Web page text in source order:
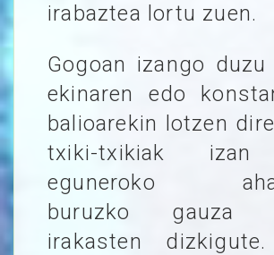
irabaztea lortu zuen.
Gogoan izango
ekinaren edo
balioarekin lotzen
txiki-txikiak izan
eguneroko
buruzko gauza
irakasten